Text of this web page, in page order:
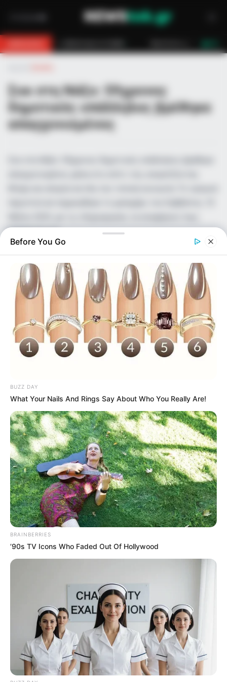
Σοκ στη Νάξο: 59χρονος
δημοτικός υπάλληλος βρέθηκε
απαγχονισμένος
πρόκειται για…
Συντακτική Ομάδα
Δημοσίευση
10/05/2025, 21:48 · 9:48 ΜΜ
Τελευταία ενημέρωση
10/05/2025, 21:48 · 9:48 ΜΜ
Ελλάδα
Κοινοποίησε άρθρο
Προσθήκη το
Ανακαλύψτε περισσότερα άρθρα στα αποτελέσματα
αναζήτησης.
Before You Go
BUZZ DAY
What Your Nails And Rings Say About Who You Really Are!
BRAINBERRIES
’90s TV Icons Who Faded Out Of Hollywood